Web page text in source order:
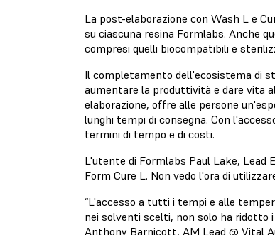
La post-elaborazione con Wash L e
su ciascuna resina Formlabs. Anche
compresi quelli biocompatibili e
Il completamento dell'ecosistema di
aumentare la produttività e dare vita
elaborazione, offre alle persone
lunghi tempi di consegna. Con
termini di tempo e di costi.
L'utente di Formlabs Paul Lake, Lead
Form Cure L. Non vedo l'ora di
“L'accesso a tutti i tempi e alle
nei solventi scelti, non solo ha ridotto
Anthony Barnicott, AM Lead @ Vital